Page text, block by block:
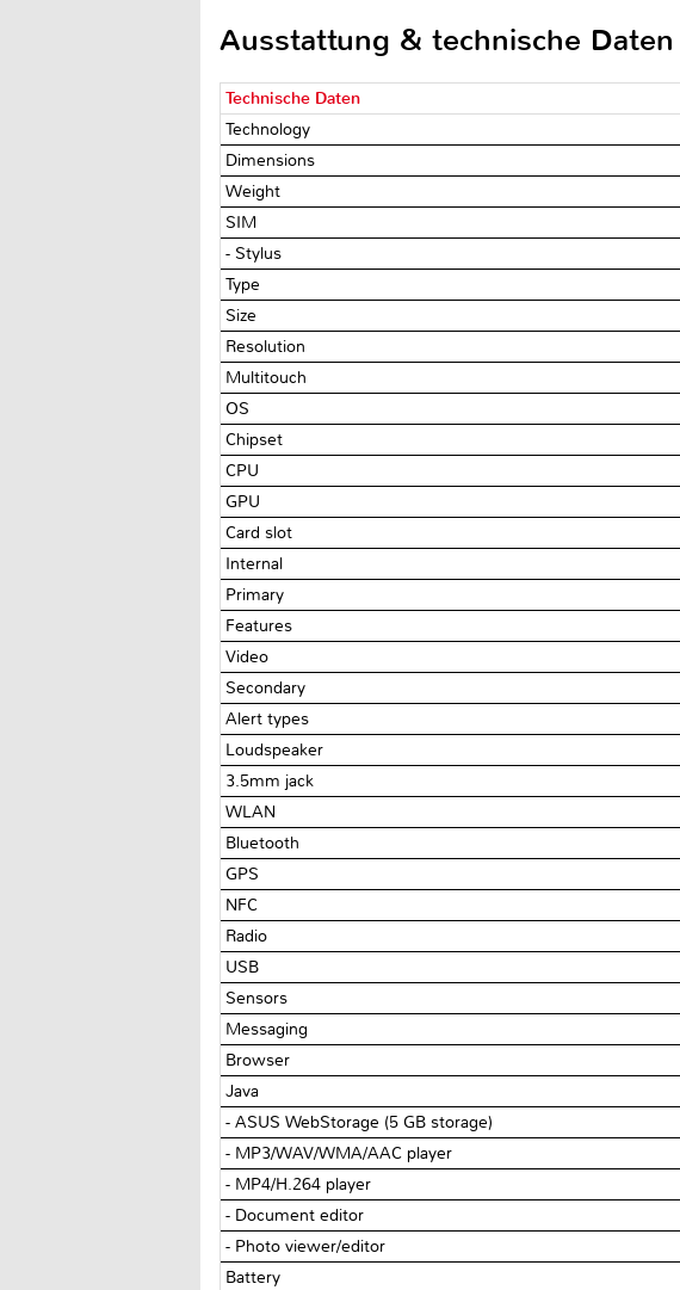
Ausstattung & technische Daten
Technische Daten
Technology
Dimensions
Weight
SIM
- Stylus
Type
Size
Resolution
Multitouch
OS
Chipset
CPU
GPU
Card slot
Internal
Primary
Features
Video
Secondary
Alert types
Loudspeaker
3.5mm jack
WLAN
Bluetooth
GPS
NFC
Radio
USB
Sensors
Messaging
Browser
Java
- ASUS WebStorage (5 GB storage)
- MP3/WAV/WMA/AAC player
- MP4/H.264 player
- Document editor
- Photo viewer/editor
Battery